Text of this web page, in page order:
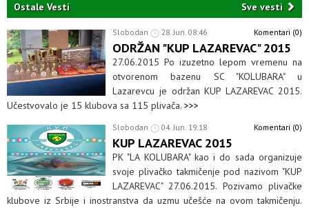
Ostale Vesti Sve vesti
Slobodan 28. Jun. 08:46 Komentari (0)
ODRŽAN "KUP LAZAREVAC" 2015
27.06.2015 Po izuzetno lepom vremenu na
otvorenom bazenu SC "KOLUBARA" u
Lazarevcu je održan KUP LAZAREVAC 2015.
Učestvovalo je 15 klubova sa 115 plivača. >>>
Slobodan 04. Jun. 19:18 Komentari (0)
KUP LAZAREVAC 2015
PK "LA KOLUBARA" kao i do sada organizuje
svoje plivačko takmičenje pod nazivom "KUP
LAZAREVAC" 27.06.2015. Pozivamo plivačke
klubove iz Srbije i inostranstva da uzmu učešće na ovom takmičenju.